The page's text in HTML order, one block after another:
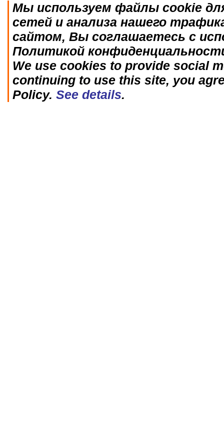
Мы используем файлы cookie
сетей и анализа нашего
сайтом, Вы соглашаетесь с
Политикой
We use cookies to provide social
continuing to use this site, you
Policy. See details.